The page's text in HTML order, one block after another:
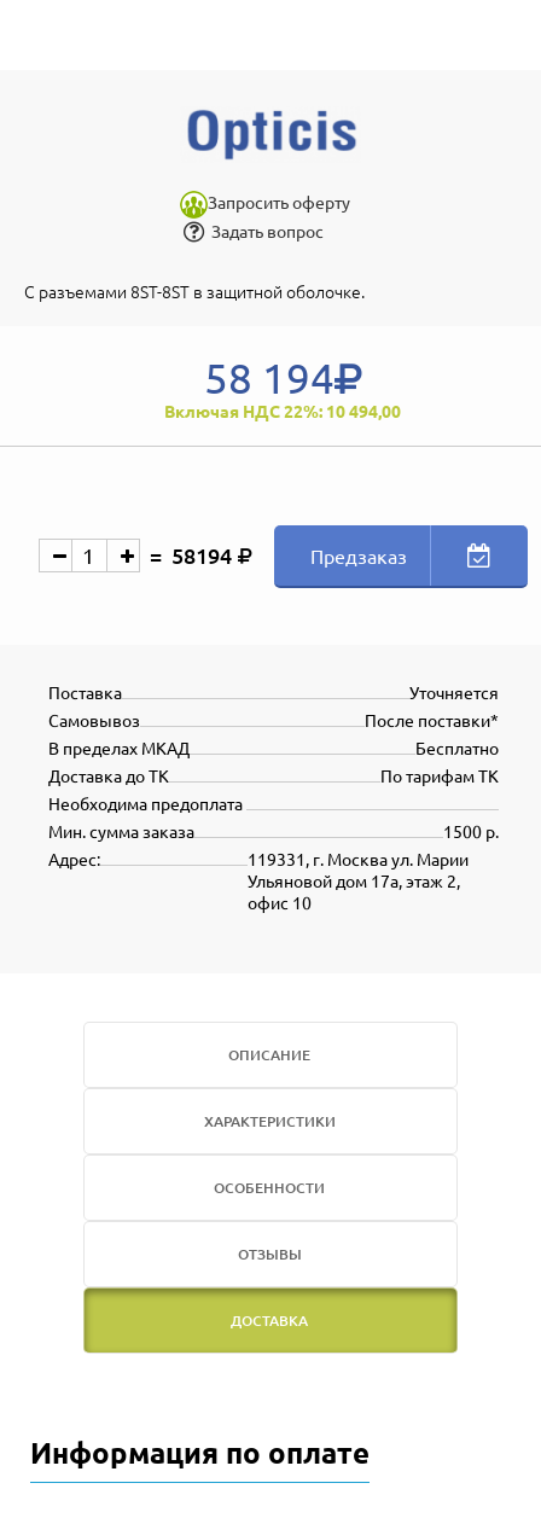
Запросить оферту
Задать вопрос
С разъемами 8ST-8ST в защитной оболочке.
58 194
Включая НДС 22%: 10 494,00
58194 Предзаказ
Уточняется
Поставка
После поставки*
Самовывоз
Бесплатно
В пределах МКАД
По тарифам ТК
Доставка до ТК
Необходима предоплата
1500 р.
Мин. сумма заказа
119331, г. Москва ул. Марии
Ульяновой дом 17а, этаж 2,
офис 10
Адрес:
ОПИСАНИЕ
ХАРАКТЕРИСТИКИ
ОСОБЕННОСТИ
ОТЗЫВЫ
ДОСТАВКА
Информация по оплате